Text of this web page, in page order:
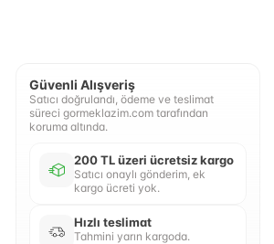
Güvenli Alışveriş
Satıcı doğrulandı, ödeme ve teslimat
süreci gormeklazim.com tarafından
koruma altında.
200 TL üzeri ücretsiz kargo
Satıcı onaylı gönderim, ek
kargo ücreti yok.
Hızlı teslimat
Tahmini yarın kargoda.